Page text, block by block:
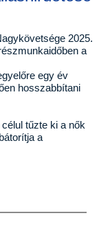
2025.
a
egy év
hosszabbítani
tűzte ki a nők
a